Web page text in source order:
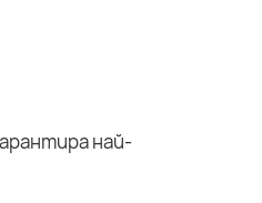
най-